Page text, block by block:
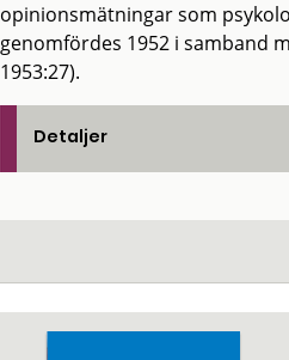
opinionsmätningar som
genomfördes 1952 i samband
1953:27).
Detaljer